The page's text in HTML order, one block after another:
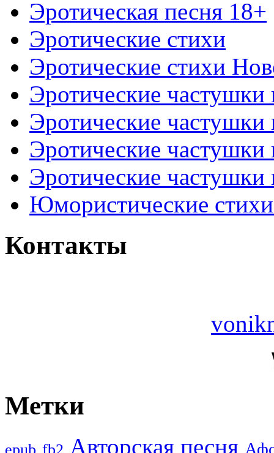
Эротическая песня 18+
Эротические стихи
Эротические стихи
Эротические
Эротические
Эротические
Эротические
Юмористические
Контакты
Метки
epub fb2 Авторская песня